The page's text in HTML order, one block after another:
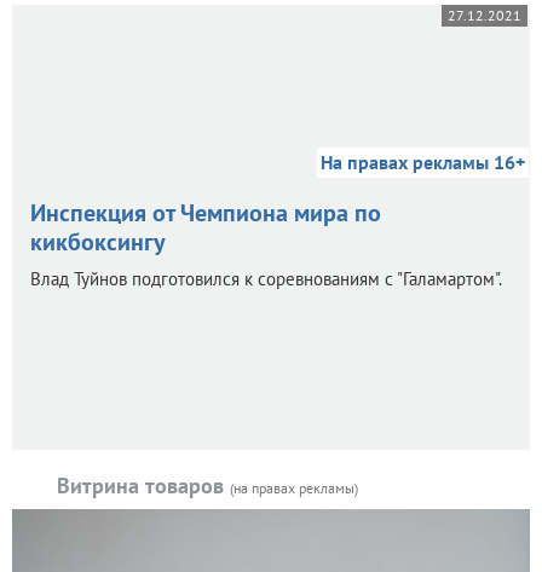
27.12.2021
На правах рекламы 16+
Инспекция от Чемпиона мира по
кикбоксингу
Влад Туйнов подготовился к соревнованиям с "Галамартом".
Витрина товаров (на правах рекламы)